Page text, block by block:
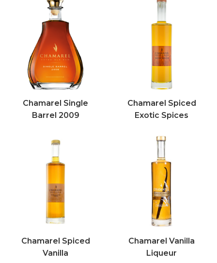
Chamarel Single
Barrel 2009
Chamarel Spiced
Exotic Spices
Chamarel Spiced
Vanilla
Chamarel Vanilla
Liqueur